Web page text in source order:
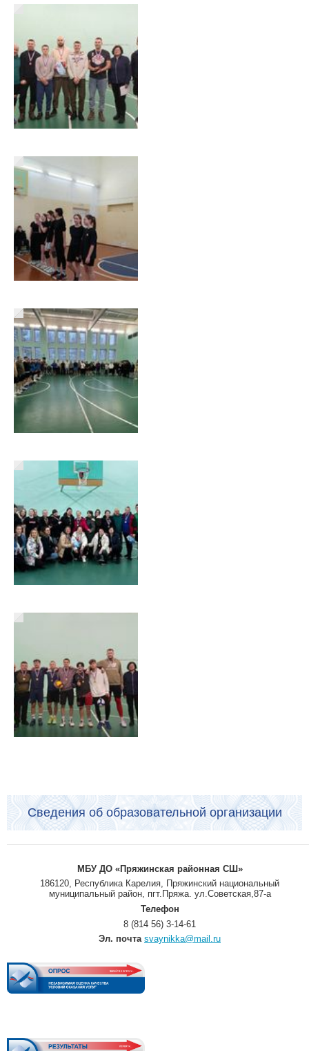
Сведения об образовательной организации
МБУ ДО «Пряжинская районная СШ»
186120, Республика Карелия, Пряжинский национальный
муниципальный район, пгт.Пряжа. ул.Советская,87-а
Телефон
8 (814 56) 3-14-61
Эл. почта svaynikka@mail.ru